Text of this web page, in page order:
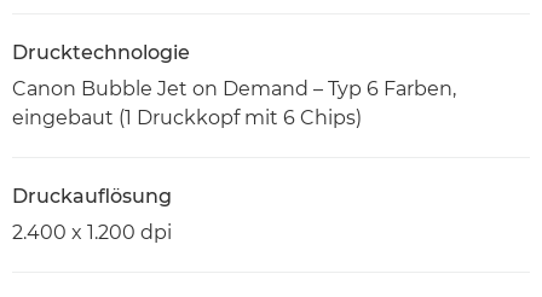
Drucktechnologie
Canon Bubble Jet on Demand – Typ 6 Farben,
eingebaut (1 Druckkopf mit 6 Chips)
Druckauflösung
2.400 x 1.200 dpi